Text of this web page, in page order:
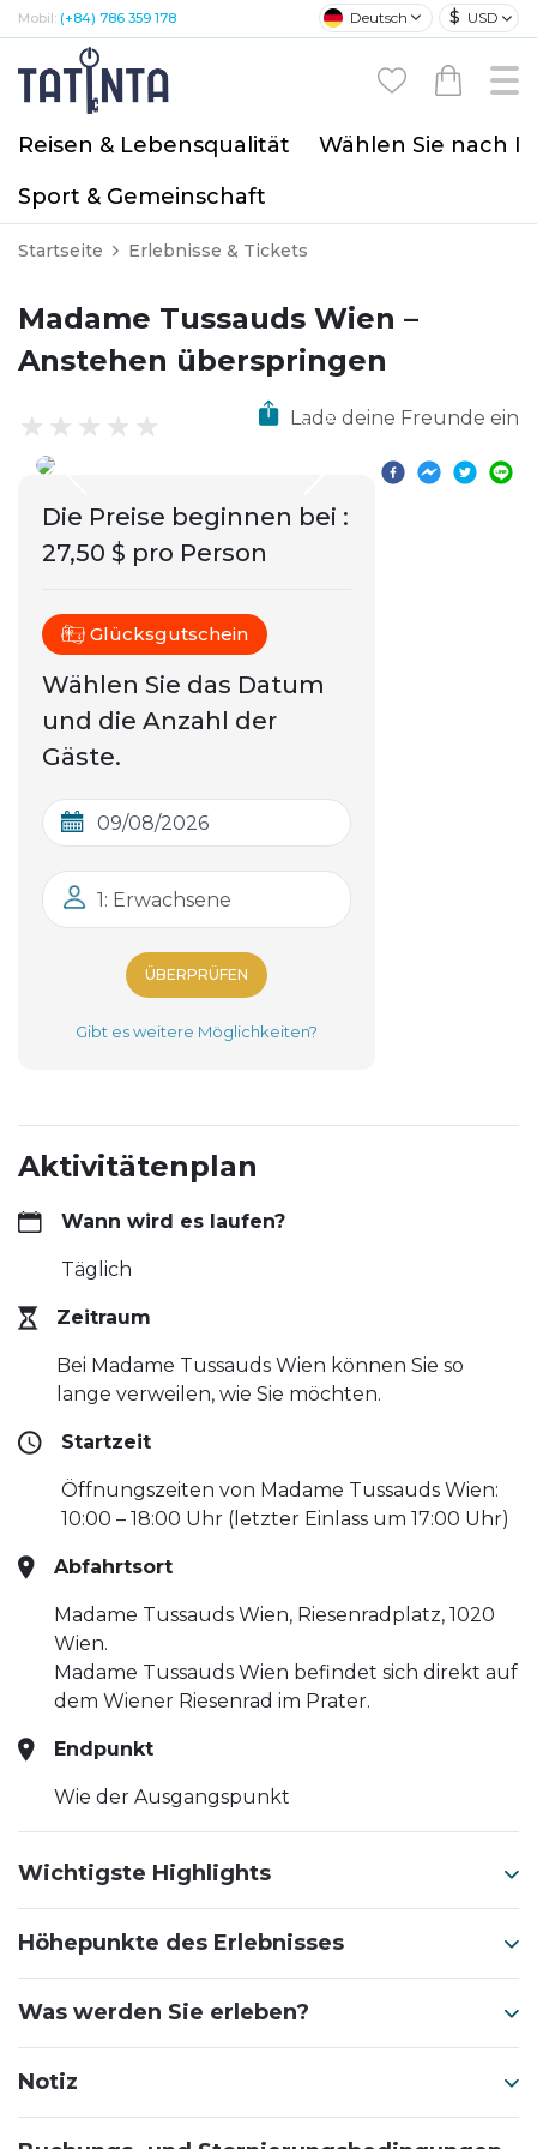
Mobil: (+84) 786 359 178 Deutsch $ USD
Reisen & Lebensqualität
Wählen Sie nach
Sport & Gemeinschaft
Startseite Erlebnisse & Tickets
Madame Tussauds Wien –
Anstehen überspringen
Lade deine Freunde ein
Die Preise beginnen bei :
27,50 $ pro Person
Glücksgutschein
Wählen Sie das Datum
und die Anzahl der
Gäste.
1: Erwachsene
ÜBERPRÜFEN
Gibt es weitere Möglichkeiten?
Aktivitätenplan
Wann wird es laufen?
Täglich
Zeitraum
Bei Madame Tussauds Wien können Sie so
lange verweilen, wie Sie möchten.
Startzeit
Öffnungszeiten von Madame Tussauds Wien:
10:00 – 18:00 Uhr (letzter Einlass um 17:00 Uhr)
Abfahrtsort
Madame Tussauds Wien, Riesenradplatz, 1020
Wien.
Madame Tussauds Wien befindet sich direkt auf
dem Wiener Riesenrad im Prater.
Endpunkt
Wie der Ausgangspunkt
Wichtigste Highlights
Höhepunkte des Erlebnisses
Was werden Sie erleben?
Notiz